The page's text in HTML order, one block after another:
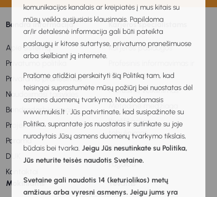
komunikacijos kanalais ar kreipiatės į mus kitais su
mūsų veikla susijusiais klausimais. Papildoma
ar/ir detalesnė informacija gali būti pateikta
paslaugų ir kitose sutartyse, privatumo pranešimuose
arba skelbiant ją internete.
Prašome atidžiai perskaityti šią Politiką tam, kad
teisingai suprastumėte mūsų požiūrį bei nuostatas dėl
asmens duomenų tvarkymo. Naudodamasis
www.mukis.lt . Jūs patvirtinate, kad susipažinote su
Politika, suprantate jos nuostatas ir sutinkate su joje
nurodytais Jūsų asmens duomenų tvarkymo tikslais,
būdais bei tvarka. Jeigu Jūs nesutinkate su Politika,
Jūs neturite teisės naudotis Svetaine.
Svetaine gali naudotis 14 (keturiolikos) metų
amžiaus arba vyresni asmenys. Jeigu jums yra
Bendra informacija
Apie sistemą
Privatumo politika
Privatumo pranešimas
Naudojimosi taisyklės
Bendradarbiavimas
Projektai
Parama
DUK
Kontaktai
Karjeros specialistams
Karjeros paslaugos
konsultavimas
Profesinis veiklinimas
Metodinė medžiaga
Kvalifikacijos
tobulinimas
Stebėsena
Pagalba
Mokiniams Tėvams